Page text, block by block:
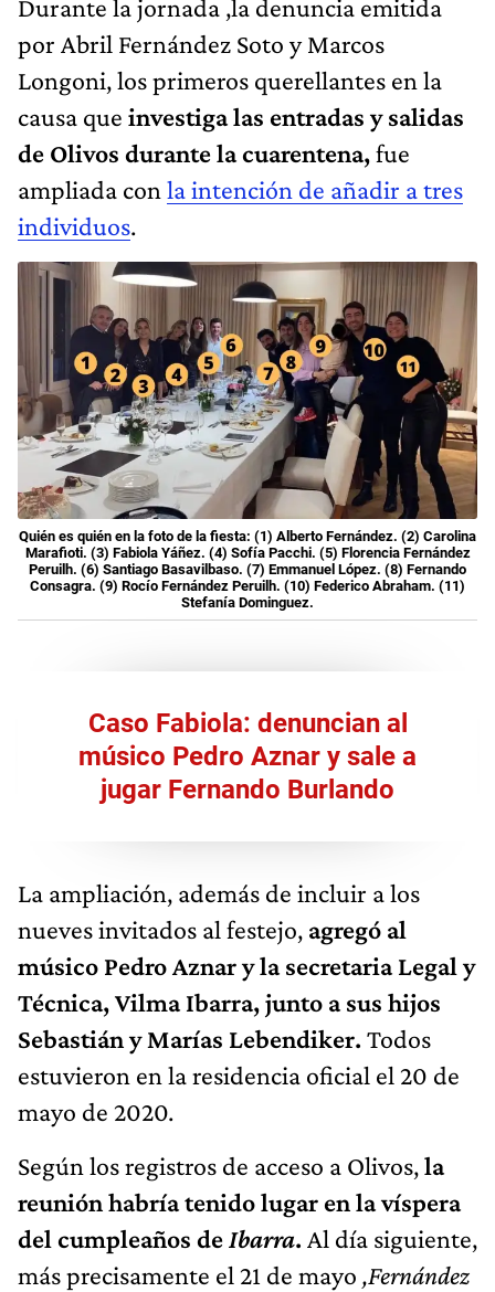
Durante la jornada ,la denuncia emitida
por Abril Fernández Soto y Marcos
Longoni, los primeros querellantes en la
causa que investiga las entradas y salidas
de Olivos durante la cuarentena,fue
ampliada con la intención de añadir a tres
individuos.
Quién es quién en la foto de la fiesta: (1) Alberto Fernández. (2) Carolina
Marafioti. (3) Fabiola Yáñez. (4) Sofía Pacchi. (5) Florencia Fernández
Peruilh. (6) Santiago Basavilbaso. (7) Emmanuel López. (8) Fernando
Consagra. (9) Rocío Fernández Peruilh. (10) Federico Abraham. (11)
Stefanía Dominguez.
Caso Fabiola: denuncian al
músico Pedro Aznar y sale a
jugar Fernando Burlando
La ampliación, además de incluir a los
nueves invitados al festejo, agregó al
músico Pedro Aznar y la secretaria Legal y
Técnica, Vilma Ibarra, junto a sus hijos
Sebastián y Marías Lebendiker. Todos
estuvieron en la residencia oficial el 20 de
mayo de 2020.
Según los registros de acceso a Olivos,la
reunión habría tenido lugar en la víspera
del cumpleaños deIbarra. Al día siguiente,
más precisamente el 21 de mayo ,Fernández